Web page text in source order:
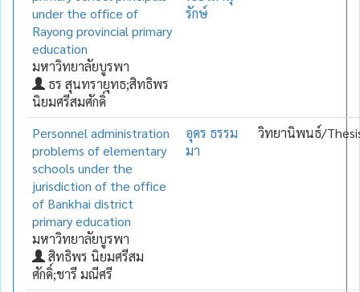
under the office of
Rayong provincial primary
education
มหาวิทยาลัยบูรพา
ธร สุนทรายุทธ;สิทธิพร
นิยมศรีสมศักดิ์
รักษ์
Personnel administration
problems of elementary
schools under the
jurisdiction of the office
of Bankhai district
primary education
มหาวิทยาลัยบูรพา
สิทธิพร นิยมศรีสม
ศักดิ์;ชารี มณีศรี
อุดร ธรรม
มา
วิทยานิพนธ์/